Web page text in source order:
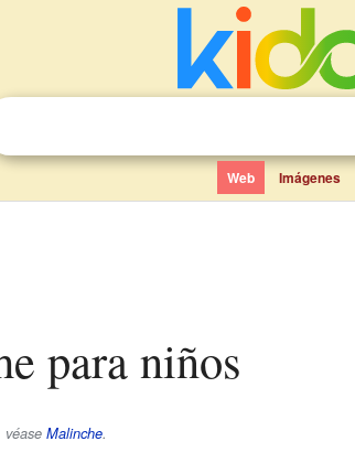
Web Imágenes
para niños
véase Malinche.